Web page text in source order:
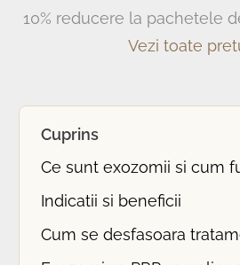
10% reducere la pachetele
Vezi toate
Cuprins
Ce sunt exozomii si cum
Indicatii si beneficii
Cum se desfasoara